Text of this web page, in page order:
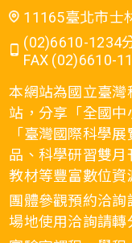
11165臺北市士
(02)6610-1234
FAX (02)6610-
本網站為國立臺灣
站，分享「全國
「臺灣國際科學
品、科學研習雙
教材等豐富數位資
團體參觀預約洽
場地使用洽詢請